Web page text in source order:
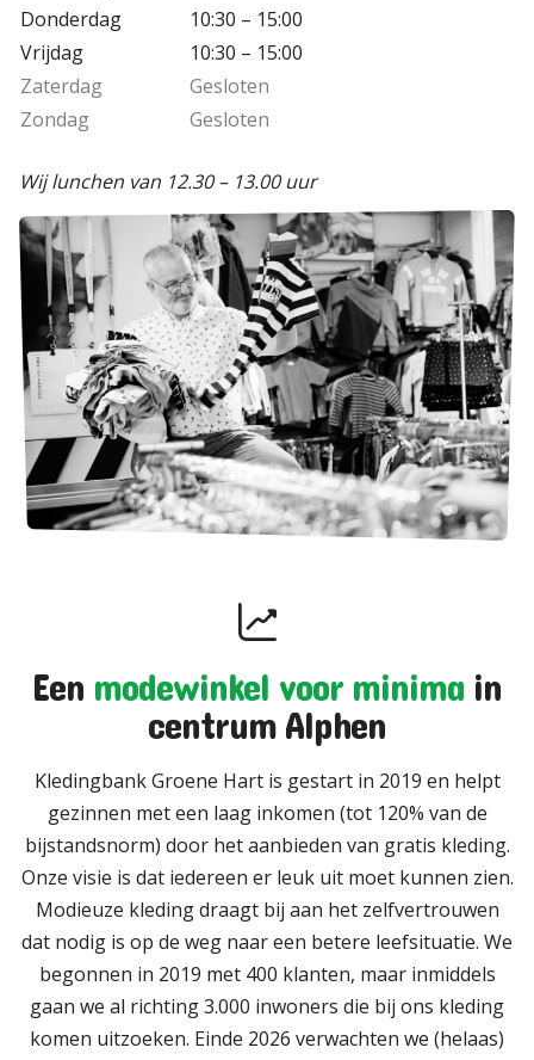
Donderdag
10:30 – 15:00
Vrijdag
10:30 – 15:00
Zaterdag
Gesloten
Zondag
Gesloten
Wij lunchen van 12.30 – 13.00 uur
Eenmodewinkel voor minimain
centrum Alphen
Kledingbank Groene Hart is gestart in 2019 en helpt
gezinnen met een laag inkomen (tot 120% van de
bijstandsnorm) door het aanbieden van gratis kleding.
Onze visie is dat iedereen er leuk uit moet kunnen zien.
Modieuze kleding draagt bij aan het zelfvertrouwen
dat nodig is op de weg naar een betere leefsituatie. We
begonnen in 2019 met 400 klanten, maar inmiddels
gaan we al richting 3.000 inwoners die bij ons kleding
komen uitzoeken. Einde 2026 verwachten we (helaas)